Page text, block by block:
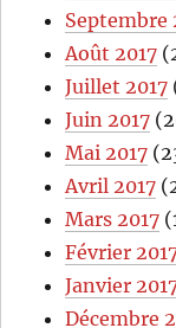
Septembre
Août 2017
Juillet 2017
Juin 2017
Mai 2017
Avril 2017
Mars 2017
Février
Janvier
Décembre